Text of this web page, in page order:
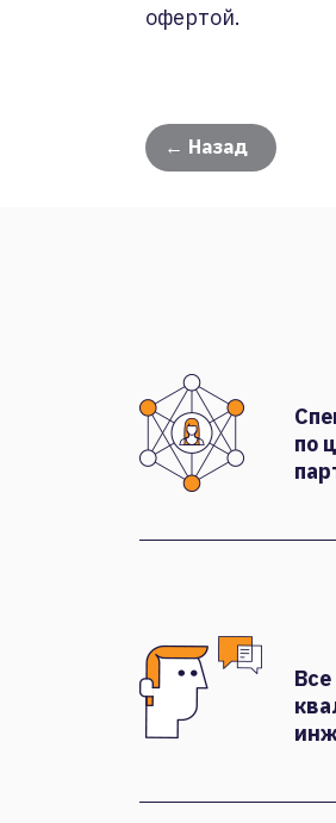
офертой.
← Назад
по